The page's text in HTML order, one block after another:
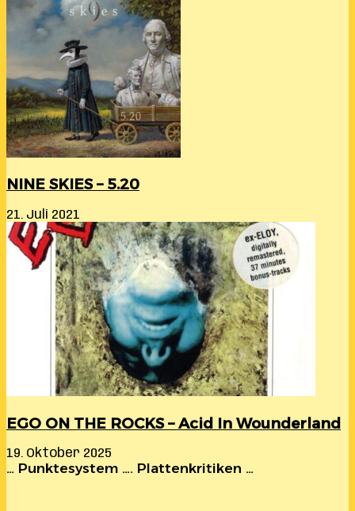
NINE SKIES – 5​.​20
21. Juli 2021
EGO ON THE ROCKS – Acid In Wounderland
19. Oktober 2025
… Punktesystem …. Plattenkritiken …